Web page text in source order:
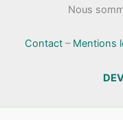
Nous
Contact– Mentions